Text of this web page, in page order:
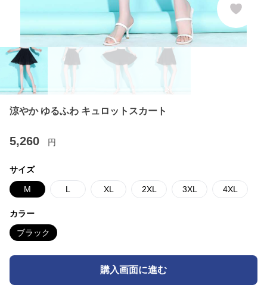
涼やか ゆるふわ キュロットスカート
5,260 円
サイズ
M L XL 2XL 3XL 4XL
カラー
ブラック
購入画面に進む